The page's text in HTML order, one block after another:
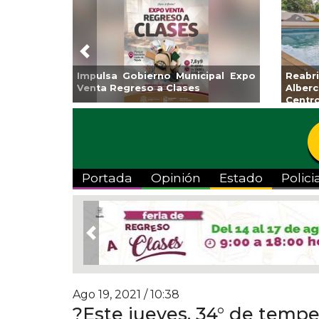
Impulsa Gobierno Municipal Expo
Venta Regreso a Clases
Previous
Portada Opinión Estado
Previous
Ago 19, 2021 / 10:38
?Este jueves, 34° de